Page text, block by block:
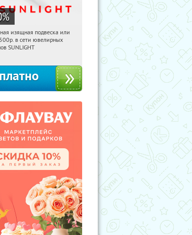
%
Получили:
изящная подвеска или
в сети ювелирных
SUNLIGHT